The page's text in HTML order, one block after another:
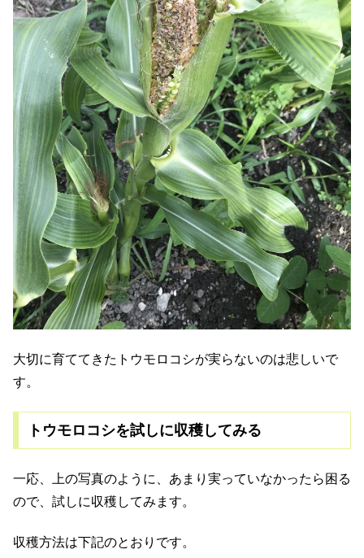
大切に育ててきたトウモロコシが実らないのは悲しいで
す。
トウモロコシを試しに収穫してみる
一応、上の写真のように、あまり実っていなかったら困る
ので、試しに収穫してみます。
収穫方法は下記のとおりです。